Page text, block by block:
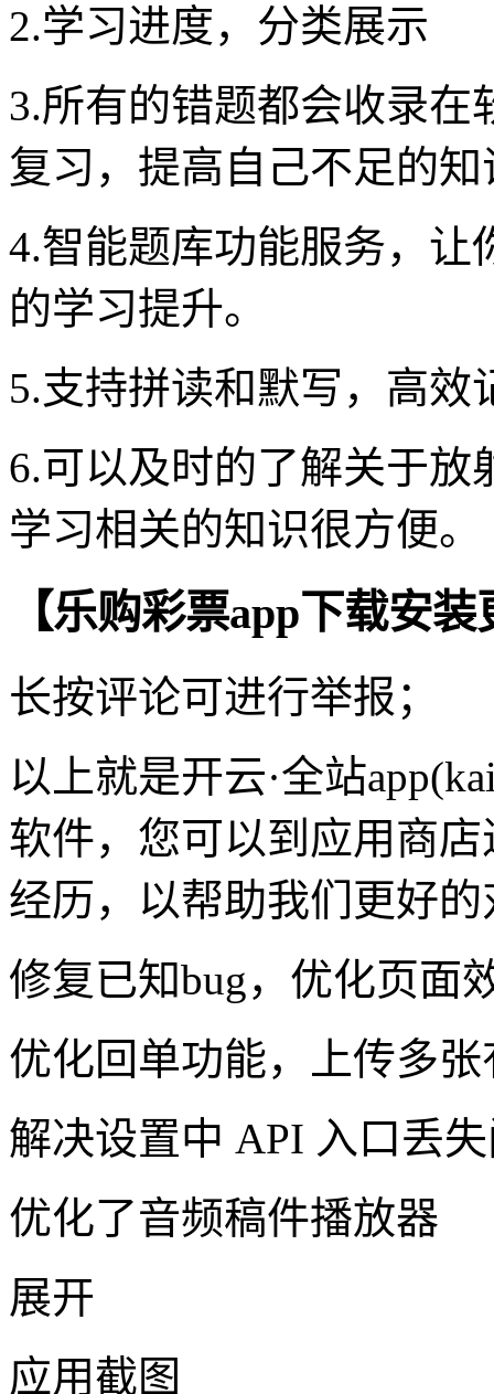
2.学习进度，分类展示
3.所有的错题都会收录
复习，提高自己不足的知
4.智能题库功能服务，让
的学习提升。
5.支持拼读和默写，高效
6.可以及时的了解关于
学习相关的知识很方便。
【乐购彩票app下载安
长按评论可进行举报；
以上就是开云·全站
软件，您可以到应用商
经历，以帮助我们更好
修复已知bug，优化页面
优化回单功能，上传多
解决设置中 API 入口丢
优化了音频稿件播放器
展开
应用截图